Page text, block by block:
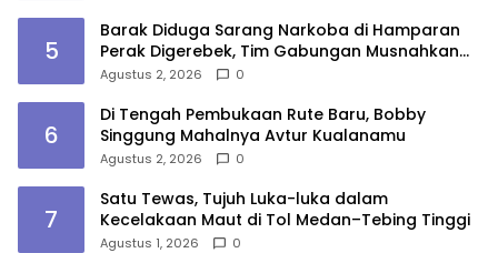
5
Barak Diduga Sarang Narkoba di Hamparan
Perak Digerebek, Tim Gabungan Musnahkan
Lokasi
Agustus 2, 2026 0
6
Di Tengah Pembukaan Rute Baru, Bobby
Singgung Mahalnya Avtur Kualanamu
Agustus 2, 2026 0
7
Satu Tewas, Tujuh Luka-luka dalam
Kecelakaan Maut di Tol Medan–Tebing Tinggi
Agustus 1, 2026 0